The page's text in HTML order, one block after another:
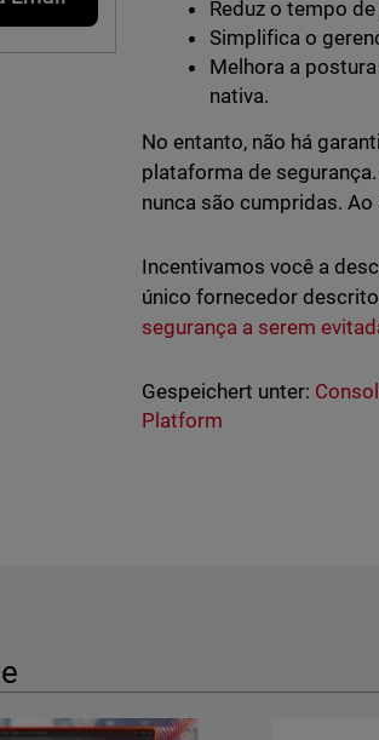
Reduz o tempo
Simplifica o
Melhora a
nativa.
No entanto, não há
plataforma de
nunca são cumpridas.
Incentivamos você a
único fornecedor
segurança a serem
Gespeichert unter:
Platform